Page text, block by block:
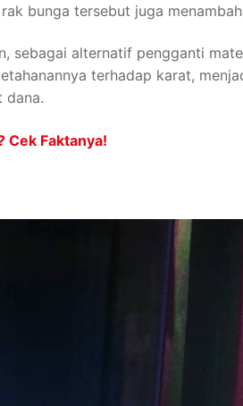
bunga tersebut juga
sebagai alternatif pengganti
terhadap karat,
dana.
Cek Faktanya!